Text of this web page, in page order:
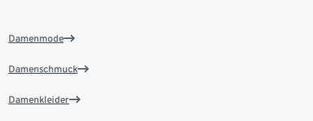
Damenmode
Damenschmuck
Damenkleider